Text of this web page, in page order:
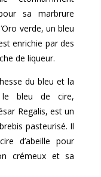
sa marbrure
verde, un bleu
enrichie par des
de liqueur.
du bleu et la
le bleu de cire,
Regalis, est un
pasteurisé. Il
d’abeille pour
crémeux et sa